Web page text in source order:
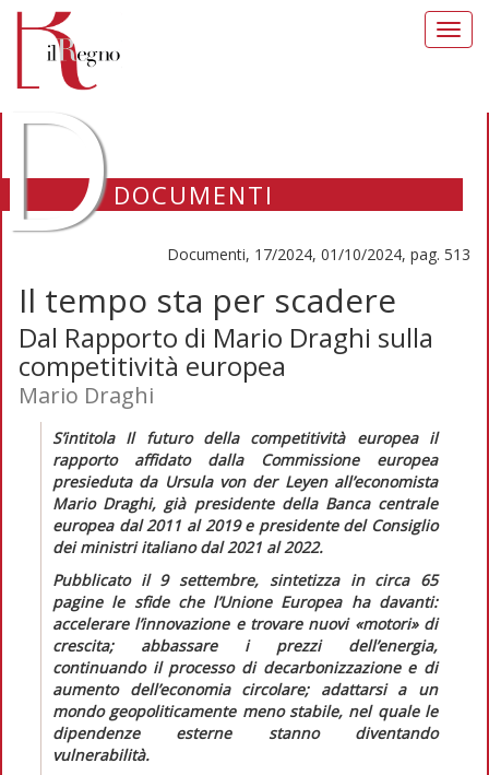
DOCUMENTI
Documenti, 17/2024, 01/10/2024, pag. 513
Il tempo sta per scadere
Dal Rapporto di Mario Draghi sulla
competitività europea
Mario Draghi
S’intitola Il futuro della competitività europeail
rapporto affidato dalla Commissione europea
presieduta da Ursula von der Leyen all’economista
Mario Draghi, già presidente della Banca centrale
europea dal 2011 al 2019 e presidente del Consiglio
dei ministri italiano dal 2021 al 2022.
Pubblicato il 9 settembre, sintetizza in circa 65
pagine le sfide che l’Unione Europea ha davanti:
accelerare l’innovazione e trovare nuovi «motori» di
crescita; abbassare i prezzi dell’energia,
continuando il processo di decarbonizzazione e di
aumento dell’economia circolare; adattarsi a un
mondo geopoliticamente meno stabile, nel quale le
dipendenze esterne stanno diventando
vulnerabilità.